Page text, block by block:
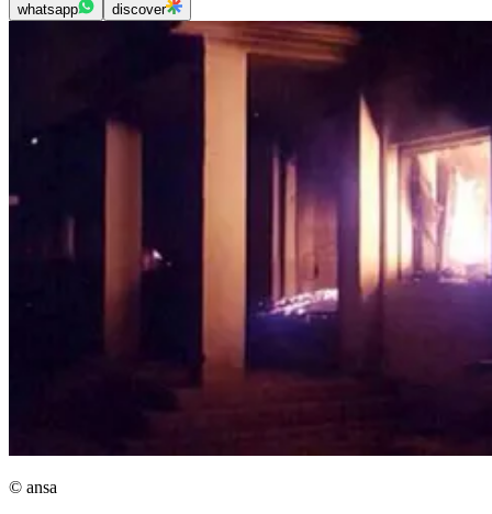
whatsapp discover
© ansa